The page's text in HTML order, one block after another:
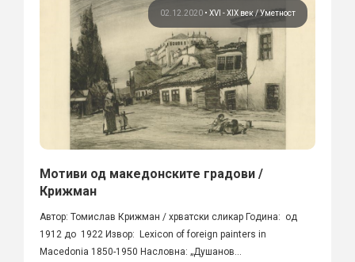
02.12.2020 • XVI - XIX век Уметност
Мотиви од македонските градови /
Крижман
Автор: Томислав Крижман / хрватски сликар Година: од
1912 до 1922 Извор: Lexicon of foreign painters in
Macedonia 1850-1950 Насловна: „Душанов...